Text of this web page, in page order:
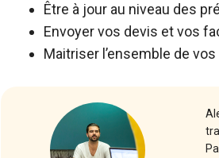
Être à jour au niveau des
Envoyer vos devis et vos
Maitriser l’ensemble de